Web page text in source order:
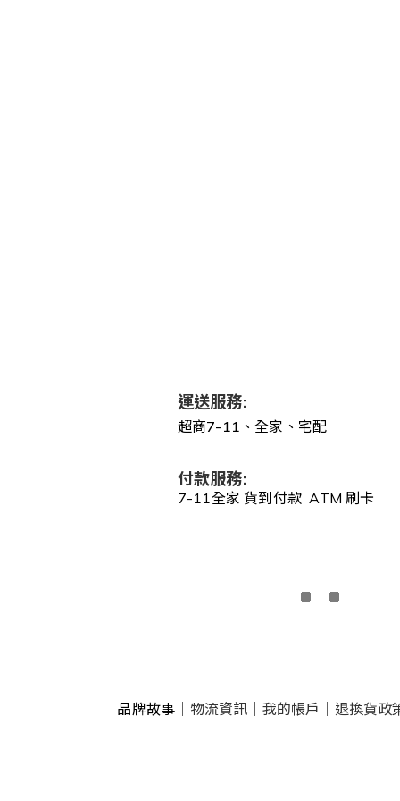
運送服務:
超商7-11、全家、宅配
付款服務:
7-11全家 貨到付款 ATM 刷卡
品牌故事 物流資訊 我的帳戶 退換貨政